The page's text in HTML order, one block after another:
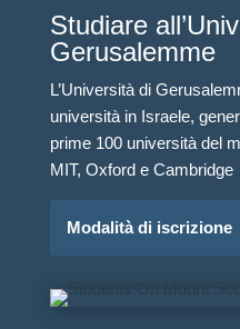
Studiare
Gerusalemme
L’Università di
università in Israele,
prime 100 università del
MIT, Oxford e Cambridge
Modalità di iscrizione